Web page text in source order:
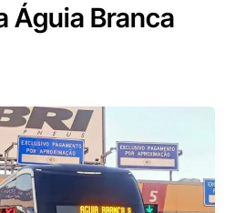
Águia Branca